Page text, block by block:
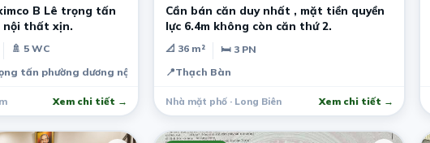
B Lê trọng tấn
nội thất xịn.
🚿 5 WC
tấn phường dương nội quận hà đông hà nội
Xem chi tiết →
Cần bán căn duy nhất , mặt tiền quyền
lực 6.4m không còn căn thứ 2.
📐 36 m²
🛏 3 PN
📍Thạch Bàn
Nhà mặt phố · Long Biên Xem chi tiết →